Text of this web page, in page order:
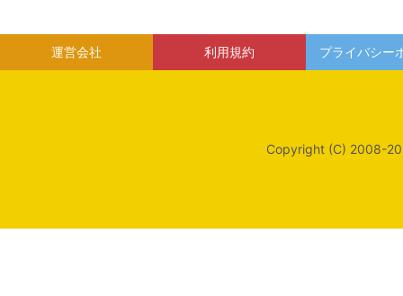
運営会社 利用規約 プライバシー
Copyright (C) 2008-